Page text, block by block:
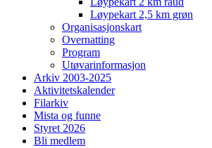
Løypekart 2,5 km grøn
Organisasjonskart
Overnatting
Program
Utøvarinformasjon
Arkiv 2003-2025
Aktivitetskalender
Filarkiv
Mista og funne
Styret 2026
Bli medlem